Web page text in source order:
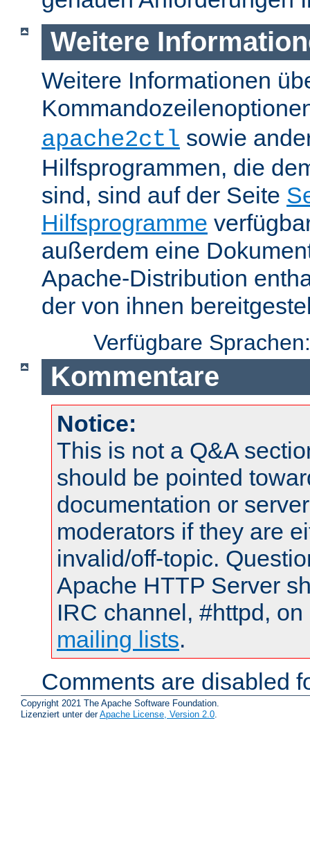
Weitere
Weitere Informationen
apache2ctl sowie
Hilfsprogrammen, die
sind, sind auf der Seite
Hilfsprogramme
außerdem eine
Apache-Distribution
der von ihnen
Verfügbare
Kommentare
Notice:
This is not a Q&A
should be pointed
documentation or
moderators if they are
invalid/off-topic.
Apache HTTP Server
IRC channel, #httpd,
mailing lists.
Comments are disabled
Copyright 2021 The Apache Software Foundation.
Lizenziert unter derApache License, Version 2.0